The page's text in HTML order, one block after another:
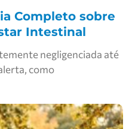
Completo sobre
Intestinal
negligenciada até
como